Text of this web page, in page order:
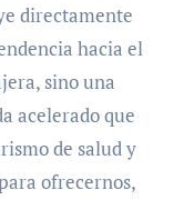
directamente
hacia el
sino una
acelerado que
de salud y
ofrecernos,